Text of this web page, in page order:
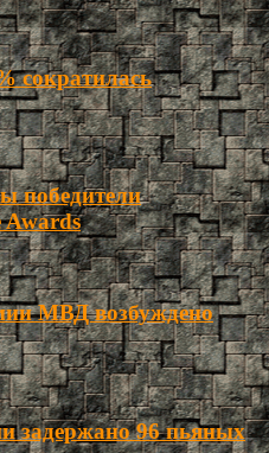
сократилась
победители
МВД возбуждено
задержано 96 пьяных